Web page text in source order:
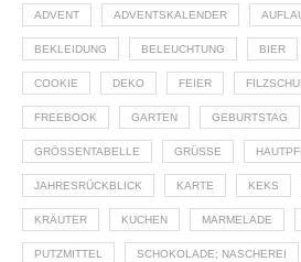
ADVENT ADVENTSKALENDER
BEKLEIDUNG BELEUCHTUNG BIER
COOKIE DEKO FEIER
FREEBOOK GARTEN GEBURTSTAG
GRÖSSENTABELLE GRÜSSE
JAHRESRÜCKBLICK KARTE KEKS
KRÄUTER KUCHEN MARMELADE
PUTZMITTEL SCHOKOLADE; NASCHEREI